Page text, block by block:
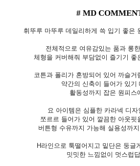
# MD
휘뚜루 마뚜루 데일리하게 쓱 입기 좋은
전체적으로 여유감있는 품과 롱
체형을 커버해줘 부담없이 즐기기 좋
코튼과 폴리가 혼방되어 있어 까슬거
약간의 신축이 들어가 있기
활동성까지 잡은 원피스
요 아이템은 심플한 카라넥 디자
쪼르르 들어가 있어 깔끔한 아웃핏
버튼형 수유까지 가능해 실용성까
H라인으로 툭떨어지고 밑단은 둥글
밋밋한 느낌없이 멋스럽